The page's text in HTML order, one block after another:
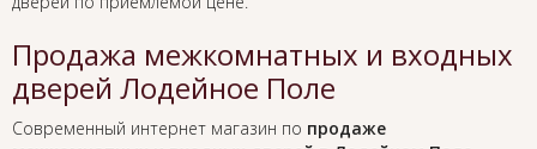
Продажа межкомнатных и входных
дверей Лодейное Поле
Современный интернет магазин по продаже